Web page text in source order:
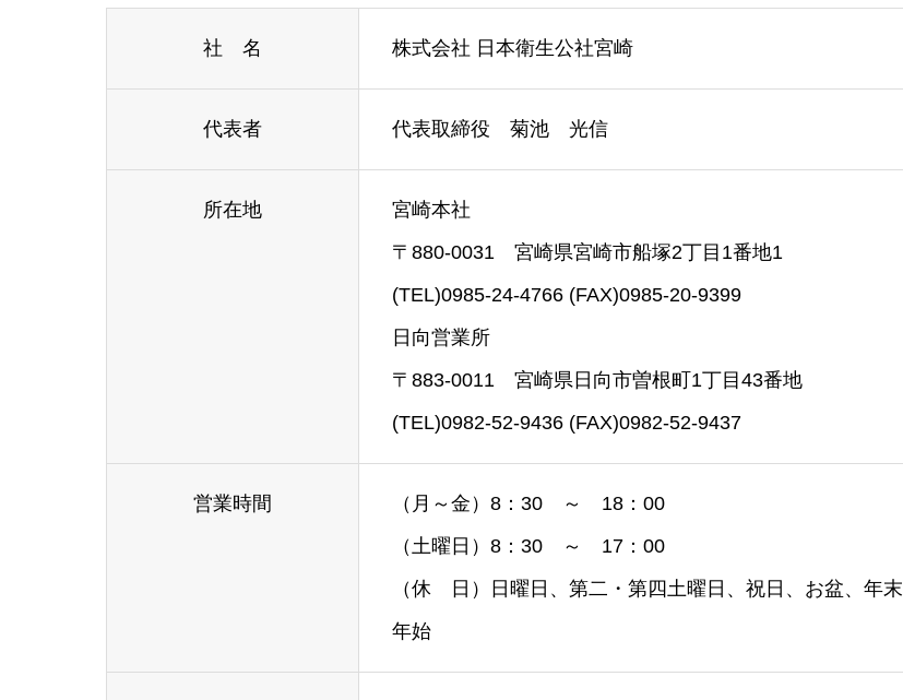
社 名 株式会社 日本衛生公社宮崎
代表者 代表取締役 菊池 光信
所在地
宮崎本社
〒880-0031 宮崎県宮崎市船塚2丁目1番地1
(TEL)0985-24-4766 (FAX)0985-20-9399
日向営業所
〒883-0011 宮崎県日向市曽根町1丁目43番地
(TEL)0982-52-9436 (FAX)0982-52-9437
営業時間
（月～金）8：30 ～ 18：00
（土曜日）8：30 ～ 17：00
（休 日）日曜日、第二・第四土曜日、祝日、お盆、年末
年始